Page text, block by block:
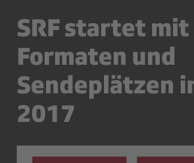
SRF startet
Formaten und
Sendeplätzen
2017